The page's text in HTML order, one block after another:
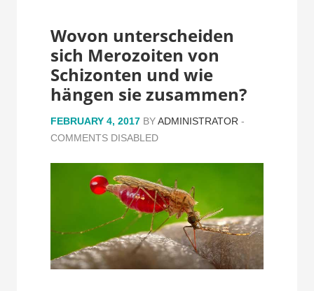
Wovon unterscheiden
sich Merozoiten von
Schizonten und wie
hängen sie zusammen?
FEBRUARY 4, 2017 BYADMINISTRATOR -
COMMENTS DISABLED